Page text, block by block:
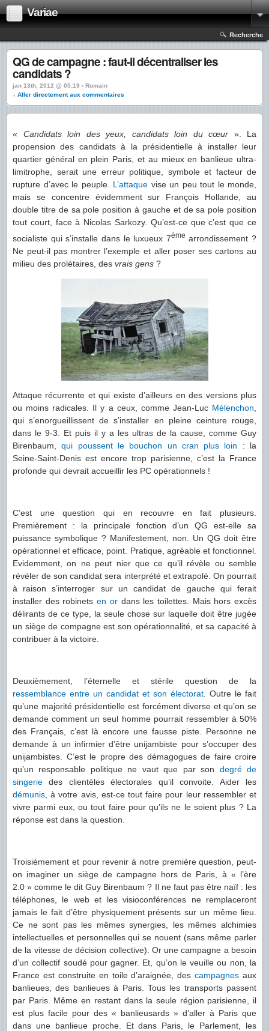
Variae
Recherche
QG de campagne : faut-il décentraliser les
candidats ?
jan 13th, 2012 @ 05:19 › Romain
↓ Aller directement aux commentaires
« Candidats loin des yeux, candidats loin du cœur ». La
propension des candidats à la présidentielle à installer leur
quartier général en plein Paris, et au mieux en banlieue ultra-
limitrophe, serait une erreur politique, symbole et facteur de
rupture d’avec le peuple. L’attaque vise un peu tout le monde,
mais se concentre évidemment sur François Hollande, au
double titre de sa pole position à gauche et de sa pole position
tout court, face à Nicolas Sarkozy. Qu’est-ce que c’est que ce
socialiste qui s’installe dans le luxueux 7ème arrondissement ?
Ne peut-il pas montrer l’exemple et aller poser ses cartons au
milieu des prolétaires, des vrais gens ?
Attaque récurrente et qui existe d’ailleurs en des versions plus
ou moins radicales. Il y a ceux, comme Jean-Luc Mélenchon
qui s’enorgueillissent de s’installer en pleine ceinture rouge,
dans le 9-3. Et puis il y a les ultras de la cause, comme Guy
Birenbaum,qui poussent le bouchon un cran plus loin : la
Seine-Saint-Denis est encore trop parisienne, c’est la France
profonde qui devrait accueillir les PC opérationnels !
C’est une question qui en recouvre en fait plusieurs.
Premièrement : la principale fonction d’un QG est-elle sa
puissance symbolique ? Manifestement, non. Un QG doit être
opérationnel et efficace, point. Pratique, agréable et fonctionnel.
Evidemment, on ne peut nier que ce qu’il révèle ou semble
révéler de son candidat sera interprété et extrapolé. On pourrait
à raison s’interroger sur un candidat de gauche qui ferait
installer des robinetsen ordans les toilettes. Mais hors excès
délirants de ce type, la seule chose sur laquelle doit être jugée
un siège de compagne est son opérationnalité, et sa capacité à
contribuer à la victoire.
Deuxièmement, l’éternelle et stérile question de la
ressemblance entre un candidat et son électorat . Outre le fait
qu’une majorité présidentielle est forcément diverse et qu’on se
demande comment un seul homme pourrait ressembler à 50%
des Français, c’est là encore une fausse piste. Personne ne
demande à un infirmier d’être unijambiste pour s’occuper des
unijambistes. C’est le propre des démagogues de faire croire
qu’un responsable politique ne vaut que par son degré de
singerie des clientèles électorales qu’il convoite. Aider les
démunis , à votre avis, est-ce tout faire pour leur ressembler et
vivre parmi eux, ou tout faire pour qu’ils ne le soient plus ? La
réponse est dans la question.
Troisièmement et pour revenir à notre première question, peut-
on imaginer un siège de campagne hors de Paris, à « l’ère
2.0 » comme le dit Guy Birenbaum ? Il ne faut pas être naïf : les
téléphones, le web et les visioconférences ne remplaceront
jamais le fait d’être physiquement présents sur un même lieu.
Ce ne sont pas les mêmes synergies, les mêmes alchimies
intellectuelles et personnelles qui se nouent (sans même parler
de la vitesse de décision collective). Or une campagne a besoin
d’un collectif soudé pour gagner. Et, qu’on le veuille ou non, la
France est construite en toile d’araignée, descampagnes aux
banlieues, des banlieues à Paris. Tous les transports passent
par Paris. Même en restant dans la seule région parisienne, il
est plus facile pour des « banlieusards » d’aller à Paris que
dans une banlieue proche. Et dans Paris, le Parlement, les